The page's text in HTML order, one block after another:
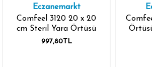
Eczanemarkt
Comfeel 3120 20 x 20
cm Steril Yara Örtüsü
997,80TL